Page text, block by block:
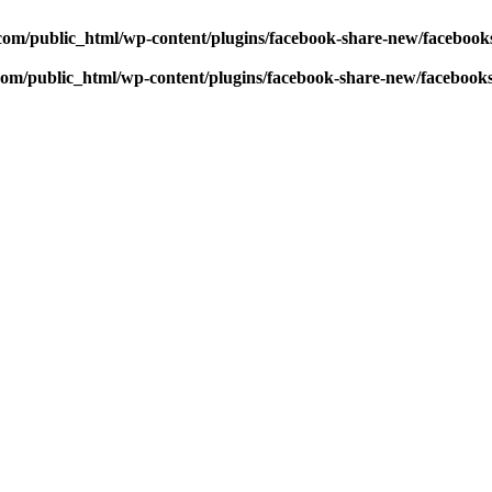
public_html/wp-content/plugins/facebook-share-new/
public_html/wp-content/plugins/facebook-share-new/